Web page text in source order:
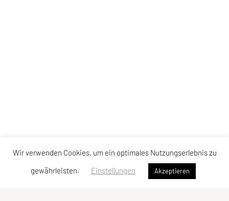
Wir verwenden Cookies, um ein optimales Nutzungserlebnis zu
gewährleisten.
Einstellungen Akzeptieren